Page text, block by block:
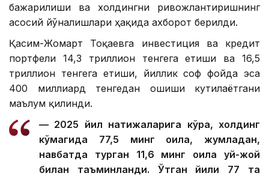
бажарилиши ва холдингни ривожлантиришнинг
асосий йўналишлари ҳақида ахборот берилди.
Қасим-Жомарт Тоқаевга инвестиция ва кредит
портфели 14,3 триллион тенгега етиши ва 16,5
триллион тенгега етиши, йиллик соф фойда эса
400 миллиард тенгедан ошиши кутилаётгани
маълум қилинди.
— 2025 йил натижаларига кўра, холдинг
кўмагида 77,5 минг оила, жумладан,
навбатда турган 11,6 минг оила уй-жой
билан таъминланди. Ўтган йили 77 та